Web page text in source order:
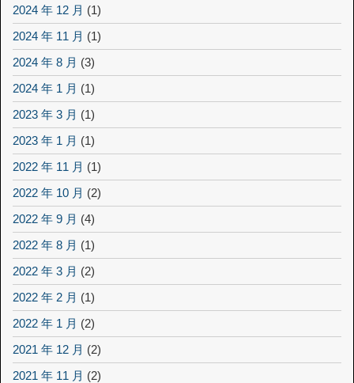
2024 年 12 月 (1)
2024 年 11 月 (1)
2024 年 8 月 (3)
2024 年 1 月 (1)
2023 年 3 月 (1)
2023 年 1 月 (1)
2022 年 11 月 (1)
2022 年 10 月 (2)
2022 年 9 月 (4)
2022 年 8 月 (1)
2022 年 3 月 (2)
2022 年 2 月 (1)
2022 年 1 月 (2)
2021 年 12 月 (2)
2021 年 11 月 (2)